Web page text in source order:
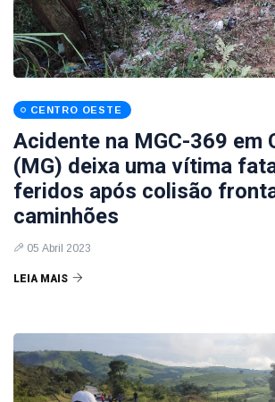
CENTRO OESTE
Acidente na MGC-369 em
(MG) deixa uma vítima
feridos após colisão
caminhões
05 Abril 2023
LEIA MAIS